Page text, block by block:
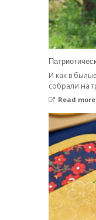
И как в
собрали на
Read